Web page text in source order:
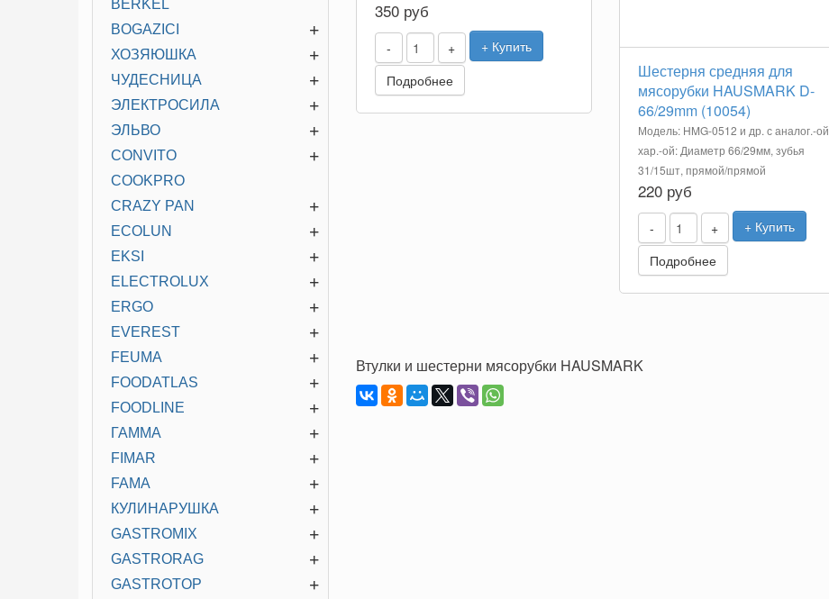
350 руб
- +
+ Купить
Подробнее
Шестерня средняя для
мясорубки HAUSMARK D-
66/29mm (10054)
Модель: HMG-0512 и др. с аналог.-ой
хар.-ой: Диаметр 66/29мм, зубья
31/15шт, прямой/прямой
220 руб
- +
+ Купить
Подробнее
Втулки и шестерни мясорубки HAUSMARK
BERKEL
+
BOGAZICI
+
ХОЗЯЮШКА
+
ЧУДЕСНИЦА
+
ЭЛЕКТРОСИЛА
+
ЭЛЬВО
+
CONVITO
COOKPRO
+
CRAZY PAN
+
ECOLUN
+
EKSI
+
ELECTROLUX
+
ERGO
+
EVEREST
+
FEUMA
+
FOODATLAS
+
FOODLINE
+
ГАММА
+
FIMAR
+
FAMA
+
КУЛИНАРУШКА
+
GASTROMIX
+
GASTRORAG
+
GASTROTOP